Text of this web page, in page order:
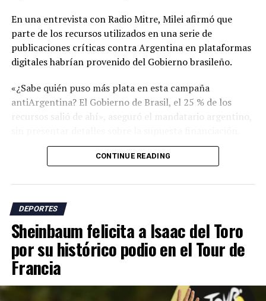
En una entrevista con Radio Mitre, Milei afirmó que
parte de los recursos utilizados en una serie de
publicaciones críticas contra Argentina en plataformas
digitales habrían provenido del Gobierno brasileño.
«¿Sabe quién puso más plata en esta campaña
antiArgentina? El Gobierno de Brasil, el 25 % de los
recursos salió de ahí», aseguró el mandatario argentino,
Milei se refirió a una campaña de críticas en redes
sociales que incluyó cuestionamientos sobre supuestas
ayudas arbitrales durante el torneo, el respaldo de
funcionarios israelíes a la selección argentina y
acusaciones sobre presuntas actitudes racistas en el
país sudamericano.
El presidente argentino sostuvo que los ataques
responden al papel que, según él, tiene Argentina en la
defensa de nuevas políticas económicas y libertarias en
CONTINUE READING
DEPORTES
Sheinbaum felicita a Isaac del Toro
por su histórico podio en el Tour de
Francia